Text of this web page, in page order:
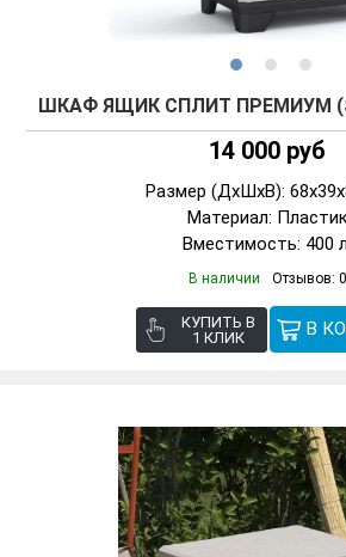
ШКАФ ЯЩИК СПЛИТ ПРЕМИУМ
14 000 руб
Размер (ДxШxВ):
Материал:
Вместимость: 400
В наличии Отзывов: 0
КУПИТЬ В
1 КЛИК